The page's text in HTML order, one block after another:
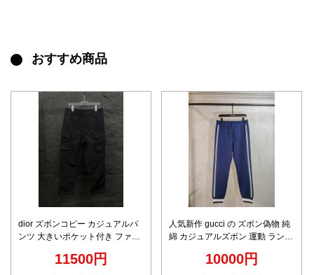
おすすめ商品
dior ズボンコピー カジュアルパ
ンツ 大きいポケット付き ファッ
11500円
人気新作 gucci の ズボン偽物 純
綿 カジュアルズボン 運動 ランニ
10000円